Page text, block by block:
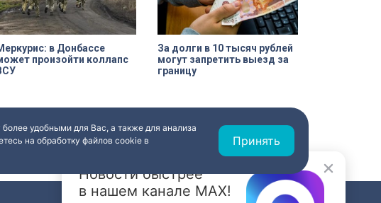
в Донбассе
произойти коллапс
За долги в 10 тысяч рублей
могут запретить выезд за
границу
Новости быстрее
в нашем канале MAX!
удобными для Вас, а также для анализа
на обработку файлов cookie в
Принять